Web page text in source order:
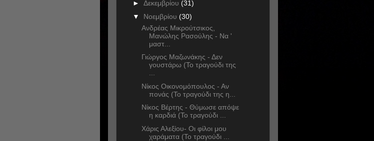
► Δεκεμβρίου (31)
▼ Νοεμβρίου (30)
Ανδρέας Μικρούτσικος,
Μανώλης Ρασούλης - Να '
μαστ...
Γιώργος Μαζωνάκης - Δεν
γουστάρω (Το τραγούδι της
Νίκος Οικονομόπουλος - Αν
πονάς (Το τραγούδι της η...
Νίκος Βέρτης - Θύμωσε απόψε
η καρδιά (Το τραγούδι ...
Χάρις Αλεξίου- Οι φίλοι μου
χαράματα (Το τραγούδι ...